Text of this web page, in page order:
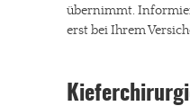
übernimmt.
erst bei Ihrem